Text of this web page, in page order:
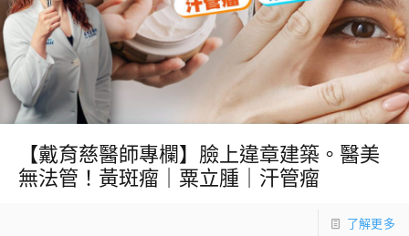
【戴育慈醫師專欄】臉上違章建築。醫美
無法管！黃斑瘤｜粟立腫｜汗管瘤
了解更多